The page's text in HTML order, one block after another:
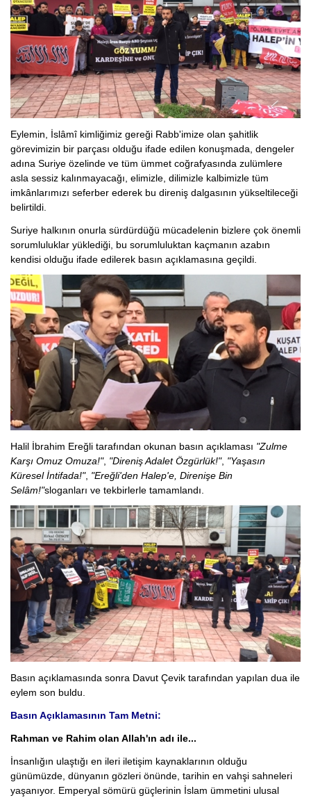
Eylemin, İslâmî kimliğimiz gereği Rabb'imize olan şahitlik
görevimizin bir parçası olduğu ifade edilen konuşmada, dengeler
adına Suriye özelinde ve tüm ümmet coğrafyasında zulümlere
asla sessiz kalınmayacağı, elimizle, dilimizle kalbimizle tüm
imkânlarımızı seferber ederek bu direniş dalgasının yükseltileceği
belirtildi.
Suriye halkının onurla sürdürdüğü mücadelenin bizlere çok önemli
sorumluluklar yüklediği, bu sorumluluktan kaçmanın azabın
kendisi olduğu ifade edilerek basın açıklamasına geçildi.
Halil İbrahim Ereğli tarafından okunan basın açıklaması "Zulme
Karşı Omuz Omuza!", "Direniş Adalet Özgürlük!", "Yaşasın
Küresel İntifada!", "Ereğli'den Halep'e, Direnişe Bin
Selâm!"sloganları ve tekbirlerle tamamlandı.
Basın açıklamasında sonra Davut Çevik tarafından yapılan dua ile
eylem son buldu.
Basın Açıklamasının Tam Metni:
Rahman ve Rahim olan Allah'ın adı ile...
İnsanlığın ulaştığı en ileri iletişim kaynaklarının olduğu
günümüzde, dünyanın gözleri önünde, tarihin en vahşi sahneleri
yaşanıyor. Emperyal sömürü güçlerinin İslam ümmetini ulusal